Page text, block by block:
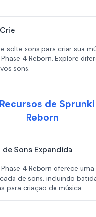
solte sons para criar sua
4 Reborn. Explore
sons.
de
Reborn
Sons Expandida
Phase 4 Reborn oferece
de sons, incluindo
para criação de música.